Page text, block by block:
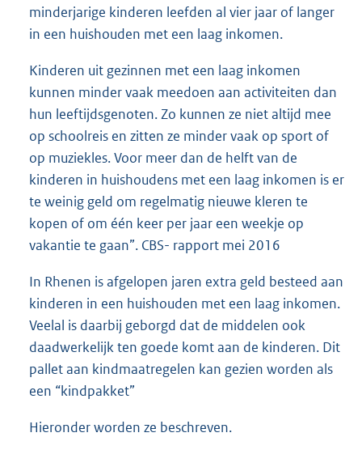
minderjarige kinderen leefden al vier jaar of langer
in een huishouden met een laag inkomen.
Kinderen uit gezinnen met een laag inkomen
kunnen minder vaak meedoen aan activiteiten dan
hun leeftijdsgenoten. Zo kunnen ze niet altijd mee
op schoolreis en zitten ze minder vaak op sport of
op muziekles. Voor meer dan de helft van de
kinderen in huishoudens met een laag inkomen is er
te weinig geld om regelmatig nieuwe kleren te
kopen of om één keer per jaar een weekje op
vakantie te gaan”. CBS- rapport mei 2016
In Rhenen is afgelopen jaren extra geld besteed aan
kinderen in een huishouden met een laag inkomen.
Veelal is daarbij geborgd dat de middelen ook
daadwerkelijk ten goede komt aan de kinderen. Dit
pallet aan kindmaatregelen kan gezien worden als
een “kindpakket”
Hieronder worden ze beschreven.